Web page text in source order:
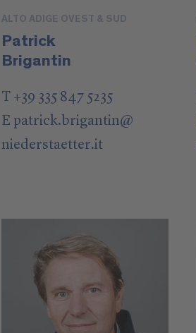
ALTO ADIGE OVEST & SUD
Patrick
Brigantin
T +39 335 847 5235
E patrick.brigantin@
niederstaetter.it